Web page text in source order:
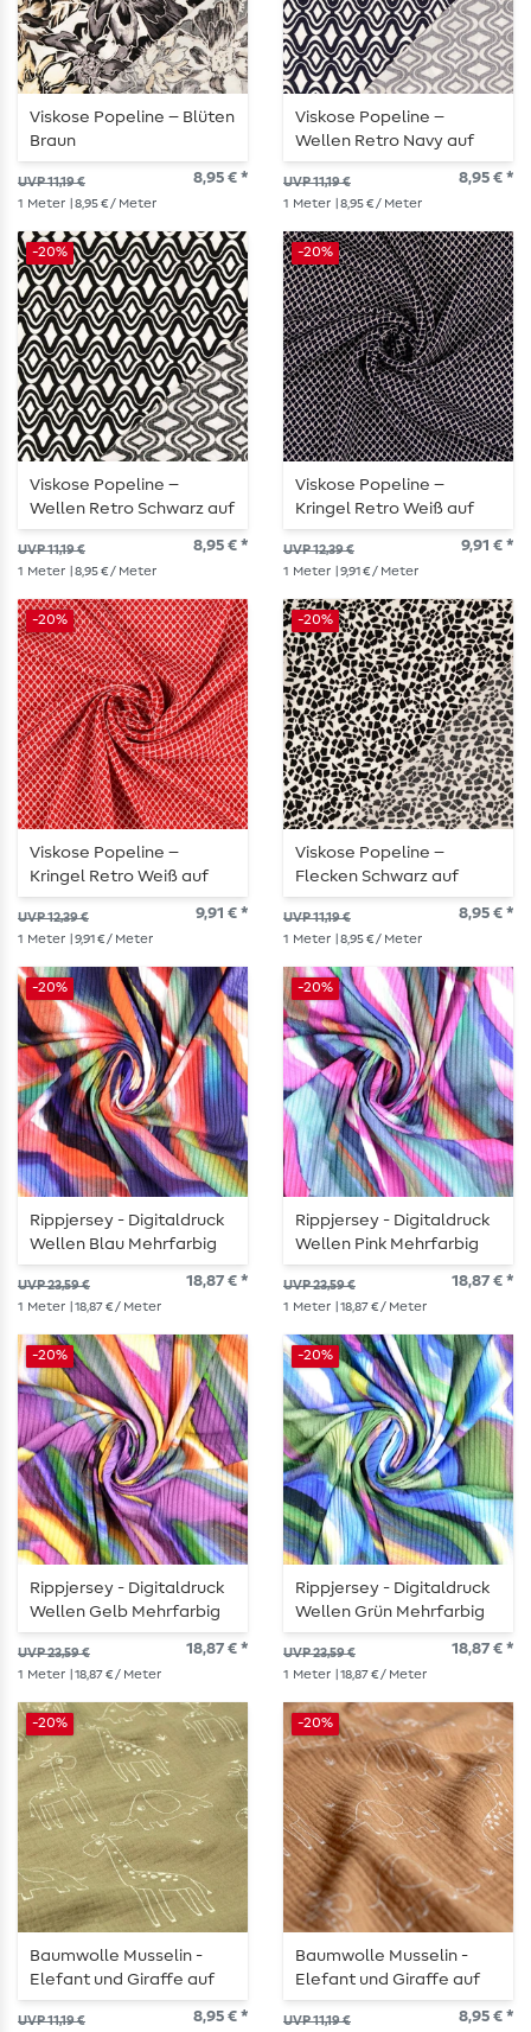
Viskose Popeline – Blüten
Braun
UVP 11,19 € 8,95 € *
1 Meter | 8,95 € / Meter
Viskose Popeline –
Wellen Retro Navy auf
Weiß
UVP 11,19 € 8,95 € *
1 Meter | 8,95 € / Meter
-20%
Viskose Popeline –
Wellen Retro Schwarz auf
Weiß
UVP 11,19 € 8,95 € *
1 Meter | 8,95 € / Meter
-20%
Viskose Popeline –
Kringel Retro Weiß auf
Navy
UVP 12,39 € 9,91 € *
1 Meter | 9,91 € / Meter
-20%
Viskose Popeline –
Kringel Retro Weiß auf
Rot
UVP 12,39 € 9,91 € *
1 Meter | 9,91 € / Meter
-20%
Viskose Popeline –
Flecken Schwarz auf
Weiß
UVP 11,19 € 8,95 € *
1 Meter | 8,95 € / Meter
-20%
Rippjersey - Digitaldruck
Wellen Blau Mehrfarbig
UVP 23,59 € 18,87 € *
1 Meter | 18,87 € / Meter
-20%
Rippjersey - Digitaldruck
Wellen Pink Mehrfarbig
UVP 23,59 € 18,87 € *
1 Meter | 18,87 € / Meter
-20%
Rippjersey - Digitaldruck
Wellen Gelb Mehrfarbig
UVP 23,59 € 18,87 € *
1 Meter | 18,87 € / Meter
-20%
Rippjersey - Digitaldruck
Wellen Grün Mehrfarbig
UVP 23,59 € 18,87 € *
1 Meter | 18,87 € / Meter
-20%
Baumwolle Musselin -
Elefant und Giraffe auf
Oliv
UVP 11,19 € 8,95 € *
-20%
Baumwolle Musselin -
Elefant und Giraffe auf
Muskat
UVP 11,19 € 8,95 € *